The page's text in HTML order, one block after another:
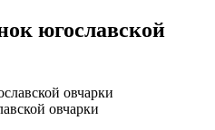
югославской
овчарки